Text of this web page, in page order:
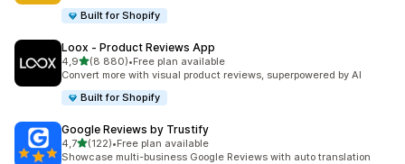
Built for Shopify
Loox ‑ Product Reviews App
4,9na 5 gwiazdek
(8 880)
Łączna liczba recenzji: 8880
•Free plan available
Convert more with visual product reviews, superpowered by AI
Built for Shopify
Google Reviews by Trustify
4,7na 5 gwiazdek
(122)
Łączna liczba recenzji: 122
•Free plan available
Showcase multi-business Google Reviews with auto translation